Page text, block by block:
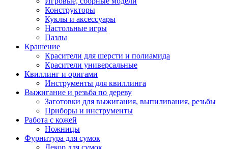
Конструкторы
Куклы и аксессуары
Настольные игры
Пазлы
Крашение
Красители для шерсти и полиамида
Красители универсальные
Квиллинг и оригами
Инструменты для квиллинга
Выжигание и резьба по дереву
Заготовки для выжигания, выпиливания, резьбы
Приборы и инструменты
Работа с кожей
Ножницы
Фурнитура для сумок
Декор для сумок